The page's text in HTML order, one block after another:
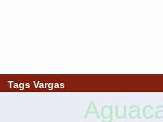
Tags Vargas